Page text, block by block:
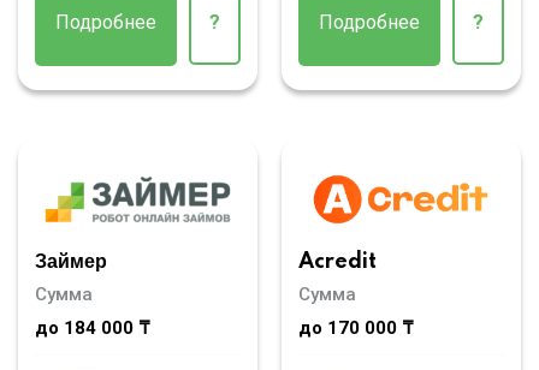
Подробнее ? Подробнее ?
Займер
Сумма
до 184 000 ₸
Acredit
Сумма
до 170 000 ₸